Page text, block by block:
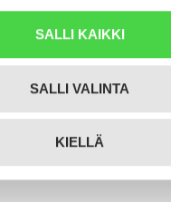
SALLI KAIKKI
SALLI VALINTA
KIELLÄ
tyylikkääksi ja luettavaksi.
kaivertaa seuraavasti: